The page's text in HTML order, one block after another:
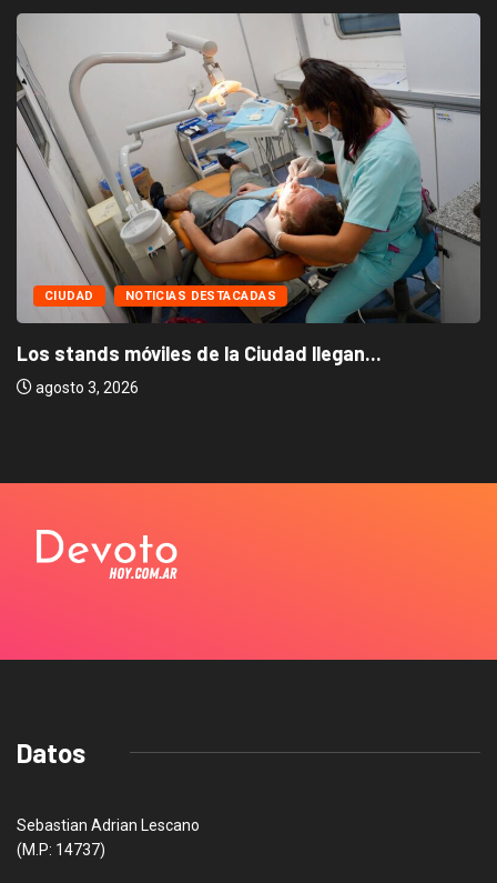
CIUDAD NOTICIAS DESTACADAS
Los stands móviles de la Ciudad llegan...
agosto 3, 2026
Datos
Sebastian Adrian Lescano
(M.P: 14737)